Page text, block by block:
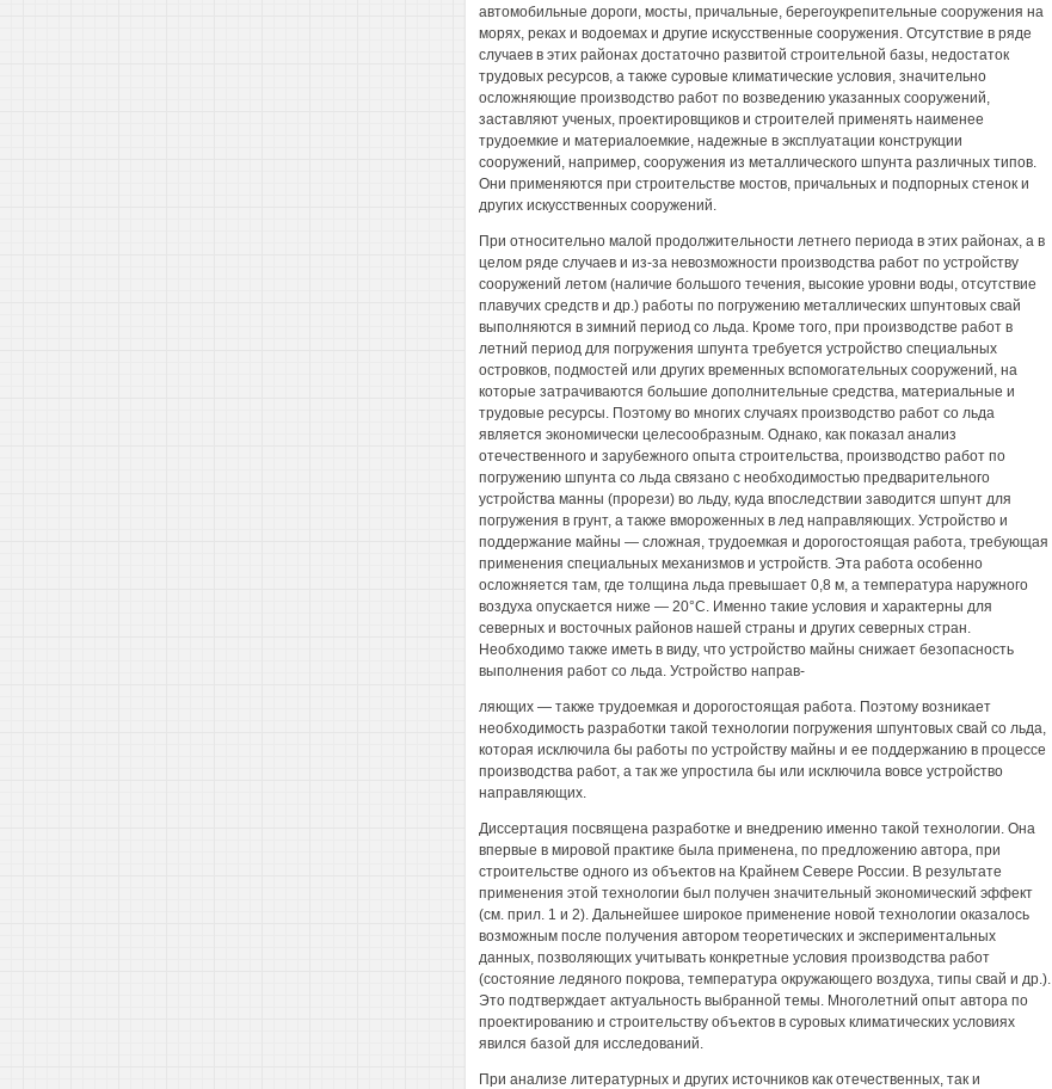
автомобильные дороги, мосты, причальные, берегоукрепительные сооружения на
морях, реках и водоемах и другие искусственные сооружения. Отсутствие в ряде
случаев в этих районах достаточно развитой строительной базы, недостаток
трудовых ресурсов, а также суровые климатические условия, значительно
осложняющие производство работ по возведению указанных сооружений,
заставляют ученых, проектировщиков и строителей применять наименее
трудоемкие и материалоемкие, надежные в эксплуатации конструкции
сооружений, например, сооружения из металлического шпунта различных типов.
Они применяются при строительстве мостов, причальных и подпорных стенок и
других искусственных сооружений.
При относительно малой продолжительности летнего периода в этих районах, а в
целом ряде случаев и из-за невозможности производства работ по устройству
сооружений летом (наличие большого течения, высокие уровни воды, отсутствие
плавучих средств и др.) работы по погружению металлических шпунтовых свай
выполняются в зимний период со льда. Кроме того, при производстве работ в
летний период для погружения шпунта требуется устройство специальных
островков, подмостей или других временных вспомогательных сооружений, на
которые затрачиваются большие дополнительные средства, материальные и
трудовые ресурсы. Поэтому во многих случаях производство работ со льда
является экономически целесообразным. Однако, как показал анализ
отечественного и зарубежного опыта строительства, производство работ по
погружению шпунта со льда связано с необходимостью предварительного
устройства манны (прорези) во льду, куда впоследствии заводится шпунт для
погружения в грунт, а также вмороженных в лед направляющих. Устройство и
поддержание майны — сложная, трудоемкая и дорогостоящая работа, требующая
применения специальных механизмов и устройств. Эта работа особенно
осложняется там, где толщина льда превышает 0,8 м, а температура наружного
воздуха опускается ниже — 20°С. Именно такие условия и характерны для
северных и восточных районов нашей страны и других северных стран.
Необходимо также иметь в виду, что устройство майны снижает безопасность
выполнения работ со льда. Устройство направ-
ляющих — также трудоемкая и дорогостоящая работа. Поэтому возникает
необходимость разработки такой технологии погружения шпунтовых свай со льда,
которая исключила бы работы по устройству майны и ее поддержанию в процессе
производства работ, а так же упростила бы или исключила вовсе устройство
направляющих.
Диссертация посвящена разработке и внедрению именно такой технологии. Она
впервые в мировой практике была применена, по предложению автора, при
строительстве одного из объектов на Крайнем Севере России. В результате
применения этой технологии был получен значительный экономический эффект
(см. прил. 1 и 2). Дальнейшее широкое применение новой технологии оказалось
возможным после получения автором теоретических и экспериментальных
данных, позволяющих учитывать конкретные условия производства работ
(состояние ледяного покрова, температура окружающего воздуха, типы свай и др.).
Это подтверждает актуальность выбранной темы. Многолетний опыт автора по
проектированию и строительству объектов в суровых климатических условиях
явился базой для исследований.
При анализе литературных и других источников как отечественных, так и